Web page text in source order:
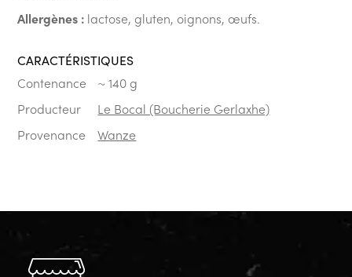
Allergènes : lactose, gluten, oignons, œufs.
CARACTÉRISTIQUES
Contenance
~ 140 g
Producteur
Le Bocal (Boucherie Gerlaxhe)
Provenance
Wanze